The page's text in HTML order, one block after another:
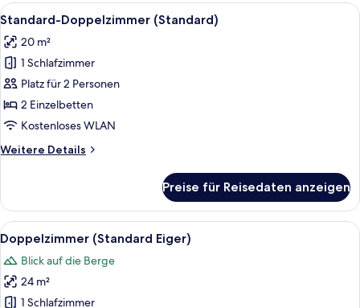
Alle
Fotos
für
Standard-
Doppelzimmer
(Standard)
anzeigen
Ein Hotelzimmer mit zwei Betten,
5
Standard-Doppelzimmer (Standard)
20 m²
1 Schlafzimmer
Platz für 2 Personen
2 Einzelbetten
Kostenloses WLAN
Weitere Details
Weitere
Doppelzimmer
(Standard)
Preise für Reisedaten anzeigen
Alle
Fotos
für
Doppelzimmer
(Standard
Ein Hotelzimmer mit einem großen
10
Doppelzimmer (Standard Eiger)
Blick auf die Berge
24 m²
1 Schlafzimmer